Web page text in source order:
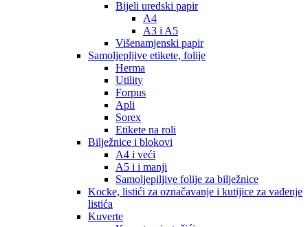
Bijeli uredski papir
A4
A3 i A5
Višenamjenski papir
Samoljepljive etikete, folije
Herma
Utility
Forpus
Apli
Sorex
Etikete na roli
Bilježnice i blokovi
A4 i veći
A5 i i manji
Samoljepiljive folije za bilježnice
Kocke, listići za označavanje i kutijice za vađenje
listića
Kuverte